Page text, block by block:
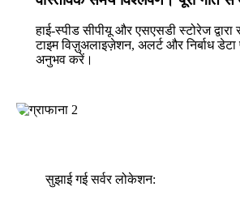
हाई-स्पीड सीपीयू और एसएसडी स्टोरेज
टाइम विज़ुअलाइज़ेशन, अलर्ट और निर्बाध डेटा
अनुभव करें।
सुझाई गई सर्वर लोकेशन: